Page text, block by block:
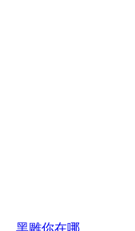
黑雕你在哪